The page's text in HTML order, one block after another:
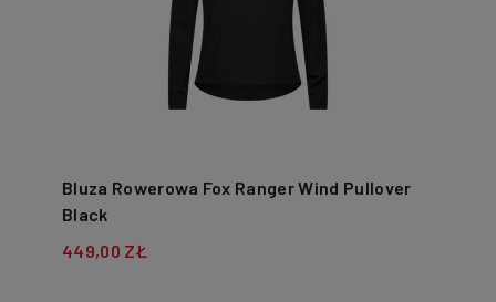
Bluza Rowerowa Fox Ranger Wind Pullover
Black
449,00 ZŁ